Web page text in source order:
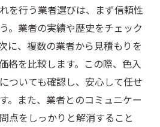
を行う業者選びは、まず信頼性
。業者の実績や歴史をチェック
に、複数の業者から見積もりを
格を比較します。この際、色入
ついても確認し、安心して任せ
。また、業者とのコミュニケー
点をしっかりと解消すること